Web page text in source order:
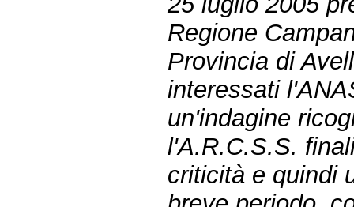
Regione
Provincia di
interessati
un'indagine
l'A.R.C.S.S.
criticità e quindi